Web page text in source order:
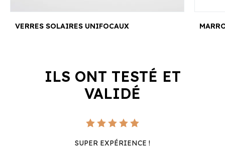
VERRES SOLAIRES UNIFOCAUX
ILS ONT TESTÉ ET
VALIDÉ
SUPER EXPÉRIENCE !